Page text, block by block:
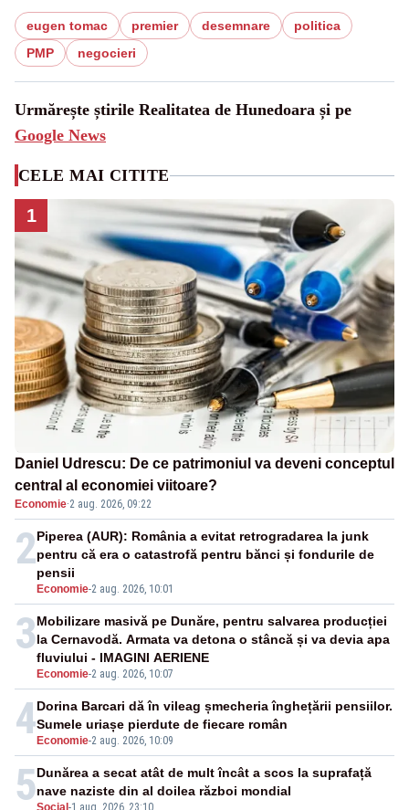
eugen tomac premier desemnare
politica
PMP
negocieri
Urmărește știrile Realitatea de Hunedoara și pe
Google News
CELE MAI CITITE
1
Daniel Udrescu: De ce patrimoniul va deveni conceptul
central al economiei viitoare?
Economie·2 aug. 2026, 09:22
2
Economie-2 aug. 2026, 10:01
Piperea (AUR): România a evitat retrogradarea la junk
pentru că era o catastrofă pentru bănci și fondurile de
pensii
3
Economie-2 aug. 2026, 10:07
Mobilizare masivă pe Dunăre, pentru salvarea producției
la Cernavodă. Armata va detona o stâncă și va devia apa
fluviului - IMAGINI AERIENE
4Economie-2 aug. 2026, 10:09
Dorina Barcari dă în vileag șmecheria înghețării pensiilor.
Sumele uriașe pierdute de fiecare român
5Social-1 aug. 2026, 23:10
Dunărea a secat atât de mult încât a scos la suprafață
nave naziste din al doilea război mondial